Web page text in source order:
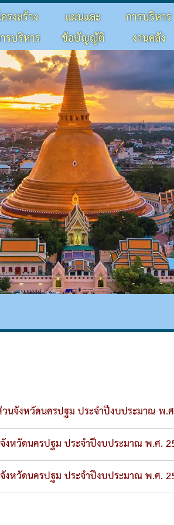
การบริหาร
งานคลัง
แผนและ
ข้อบัญญัติ
รงสร้าง
รบริหาร
หน้าที่
ใสภายในหน่วยงาน
นจังหวัดนครปฐม ประจำปีงบประมาณ พ.
งหวัดนครปฐม ประจำปีงบประมาณ พ.ศ.
งหวัดนครปฐม ประจำปีงบประมาณ พ.ศ.